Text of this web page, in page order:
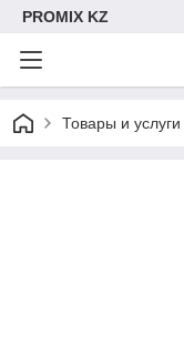
PROMIX KZ
Товары и услуги